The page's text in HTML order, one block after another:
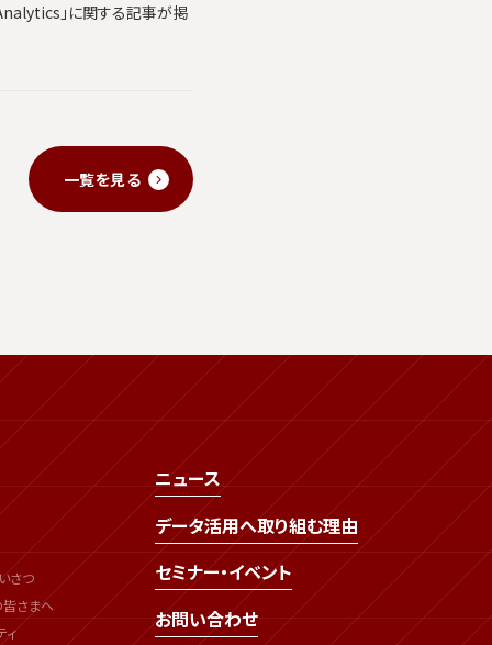
」に関する記事が掲
一覧を見る
さつ
さまへ
ィ
ニュース
データ活用へ取り組む理由
セミナー・イベント
お問い合わせ